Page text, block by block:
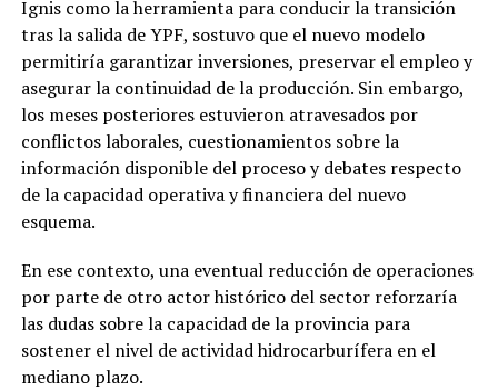
Ignis como la herramienta para conducir la transición
tras la salida de YPF, sostuvo que el nuevo modelo
permitiría garantizar inversiones, preservar el empleo y
asegurar la continuidad de la producción. Sin embargo,
los meses posteriores estuvieron atravesados por
conflictos laborales, cuestionamientos sobre la
información disponible del proceso y debates respecto
de la capacidad operativa y financiera del nuevo
esquema.
En ese contexto, una eventual reducción de operaciones
por parte de otro actor histórico del sector reforzaría
las dudas sobre la capacidad de la provincia para
sostener el nivel de actividad hidrocarburífera en el
mediano plazo.